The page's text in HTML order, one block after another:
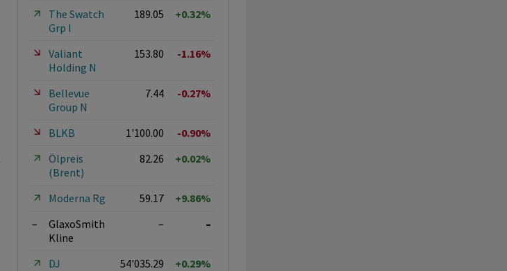
The Swatch
Grp I
189.05 +0.32%
Valiant
Holding N
153.80 -1.16%
Bellevue
Group N
7.44 -0.27%
BLKB 1'100.00
-0.90%
Ölpreis
(Brent)
82.26 +0.02%
Moderna Rg 59.17
+9.86%
–
GlaxoSmith
Kline
– –
DJ 54'035.29
+0.29%